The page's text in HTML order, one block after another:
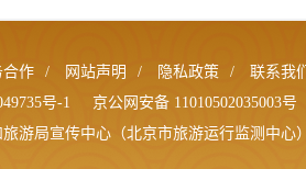
合作 / 网站声明 / 隐私政策 /
联系我们
号-1
京公网安备 11010502035003号
游局宣传中心（北京市旅游运行监测中心）